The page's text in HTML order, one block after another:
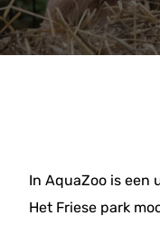
In AquaZoo is een
Het Friese park